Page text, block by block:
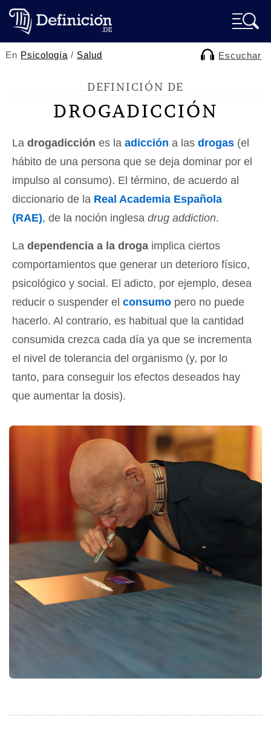
En Psicología / Salud Escuchar
DEFINICIÓN DE
DROGADICCIÓN
La drogadicción es la adicción a las drogas (el
hábito de una persona que se deja dominar por el
impulso al consumo). El término, de acuerdo al
diccionario de la Real Academia Española
(RAE), de la noción inglesa drug addiction.
La dependencia a la droga implica ciertos
comportamientos que generar un deterioro físico,
psicológico y social. El adicto, por ejemplo, desea
reducir o suspender el consumo pero no puede
hacerlo. Al contrario, es habitual que la cantidad
consumida crezca cada día ya que se incrementa
el nivel de tolerancia del organismo (y, por lo
tanto, para conseguir los efectos deseados hay
que aumentar la dosis).